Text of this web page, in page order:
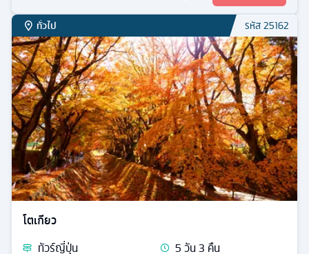
ออนเซ็น - ถนนเบ็นไซเท็น นากามิเสะ - เกาะเอโนชิมะ - สวน
โออิชิพาร์ค - ศาลเจ้าเอโนชิมะ - นาริตะ - ย่านชินจูกุ
เริ่มต้น31,888 ดูรายละเอียด
ทั่วไป รหัส25819